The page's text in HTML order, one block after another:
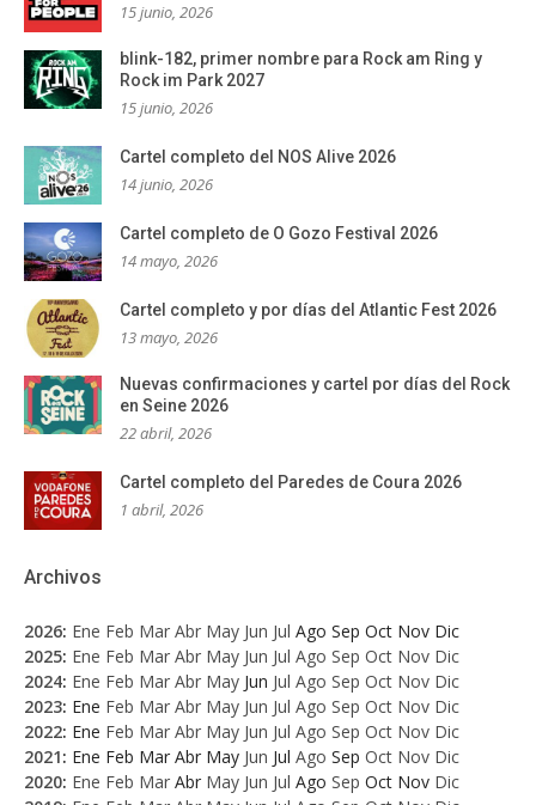
15 junio, 2026
blink-182, primer nombre para Rock am Ring y
Rock im Park 2027
15 junio, 2026
Cartel completo del NOS Alive 2026
14 junio, 2026
Cartel completo de O Gozo Festival 2026
14 mayo, 2026
Cartel completo y por días del Atlantic Fest 2026
13 mayo, 2026
Nuevas confirmaciones y cartel por días del Rock
en Seine 2026
22 abril, 2026
Cartel completo del Paredes de Coura 2026
1 abril, 2026
Archivos
2026: Ene Feb Mar Abr May Jun Jul Ago Sep Oct Nov Dic
2025: Ene Feb Mar Abr May Jun Jul Ago Sep Oct Nov Dic
2024: Ene Feb Mar Abr May Jun Jul Ago Sep Oct Nov Dic
2023: Ene Feb Mar Abr May Jun Jul Ago Sep Oct Nov Dic
2022: Ene Feb Mar Abr May Jun Jul Ago Sep Oct Nov Dic
2021: Ene Feb Mar Abr May Jun Jul Ago Sep Oct Nov Dic
2020: Ene Feb Mar Abr May Jun Jul Ago Sep Oct Nov Dic